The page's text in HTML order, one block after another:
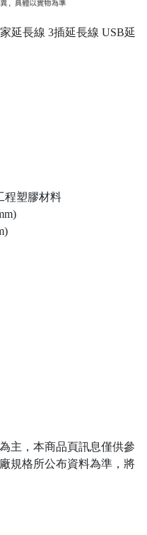
延長線 3插延長線 USB延
程塑膠材料
主，本商品頁訊息僅供參
規格所公布資料為準，將